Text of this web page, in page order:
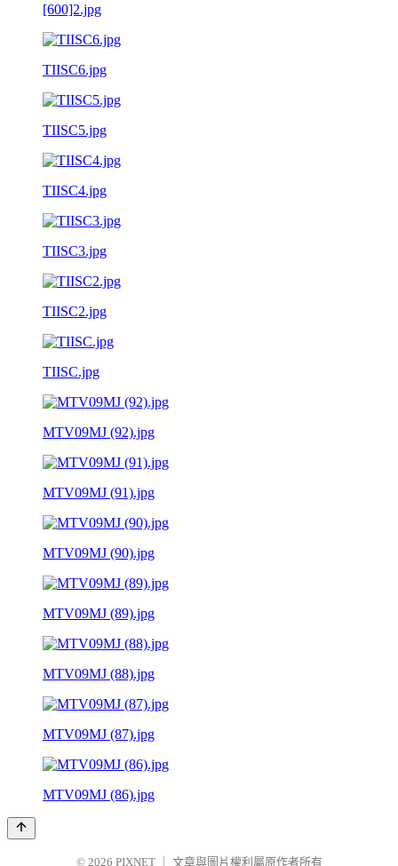
[600]2.jpg
TIISC6.jpg
TIISC5.jpg
TIISC4.jpg
TIISC3.jpg
TIISC2.jpg
TIISC.jpg
MTV09MJ (92).jpg
MTV09MJ (91).jpg
MTV09MJ (90).jpg
MTV09MJ (89).jpg
MTV09MJ (88).jpg
MTV09MJ (87).jpg
MTV09MJ (86).jpg
© 2026 PIXNET 文章與圖片權利屬原作者所有